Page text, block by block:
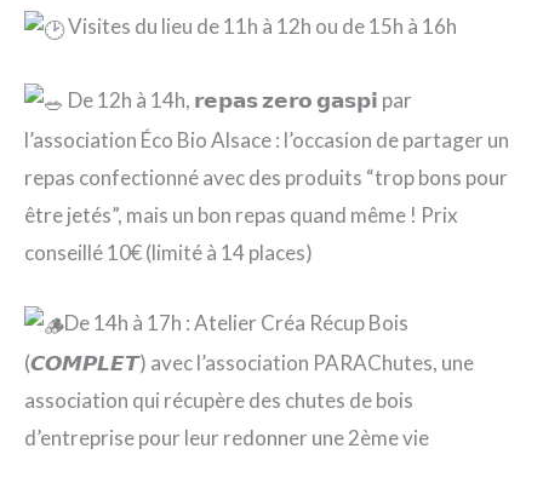
Visites du lieu de 11h à 12h ou de 15h à 16h
De 12h à 14h, 𝗿𝗲𝗽𝗮𝘀 𝘇𝗲𝗿𝗼 𝗴𝗮𝘀𝗽𝗶 par
l’association Éco Bio Alsace : l’occasion de partager un
repas confectionné avec des produits “trop bons pour
être jetés”, mais un bon repas quand même ! Prix
conseillé 10€ (limité à 14 places)
De 14h à 17h : Atelier Créa Récup Bois
(𝘾𝙊𝙈𝙋𝙇𝙀𝙏) avec l’association PARAChutes, une
association qui récupère des chutes de bois
d’entreprise pour leur redonner une 2ème vie